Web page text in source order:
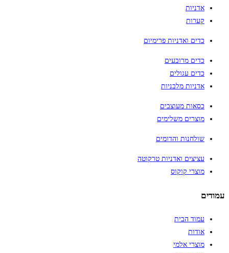
אדניות
קערות
כדים ואדניות פרימיום
כדים מרובעים
כדים עגולים
אדניות מלבניות
כסאות מעוצבים
מוצרים משלימים
שולחנות והדומים
עציצים ואדניות טרקוטה
מוצרי קוקוס
עמודים
עמוד הבית
אודות
מוצרי אלמי